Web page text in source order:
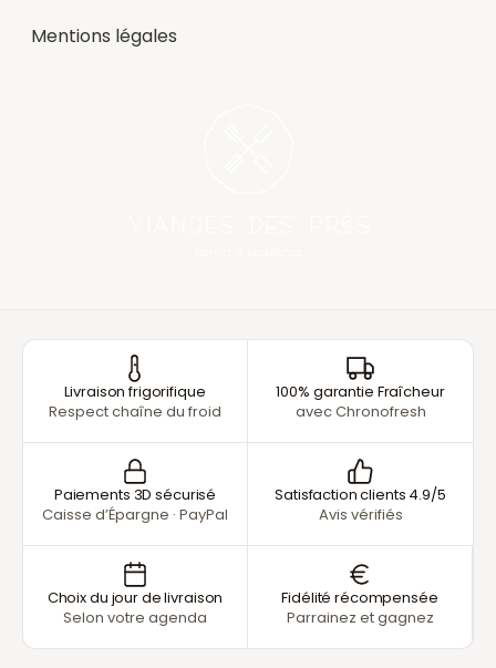
Mentions légales
Livraison frigorifique
Respect chaîne du froid
100% garantie Fraîcheur
avec Chronofresh
Paiements 3D sécurisé
Caisse d’Épargne · PayPal
Satisfaction clients 4.9/5
Avis vérifiés
Choix du jour de livraison
Selon votre agenda
Fidélité récompensée
Parrainez et gagnez